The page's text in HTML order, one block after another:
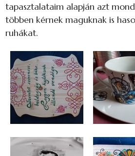
tapasztalataim alapján azt
többen kérnek maguknak is
ruhákat.